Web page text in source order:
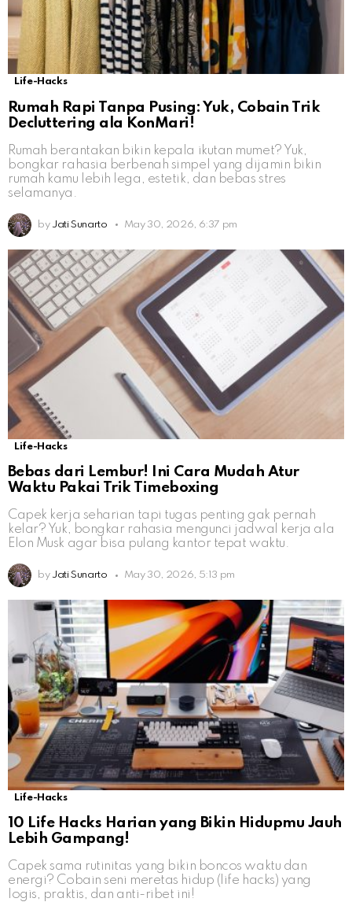
Life-Hacks
Rumah Rapi Tanpa Pusing: Yuk, Cobain Trik
Decluttering ala KonMari!
Rumah berantakan bikin kepala ikutan mumet? Yuk,
bongkar rahasia berbenah simpel yang dijamin bikin
rumah kamu lebih lega, estetik, dan bebas stres
selamanya.
by Jati Sunarto May 30, 2026, 6:37 pm
Life-Hacks
Bebas dari Lembur! Ini Cara Mudah Atur
Waktu Pakai Trik Timeboxing
Capek kerja seharian tapi tugas penting gak pernah
kelar? Yuk, bongkar rahasia mengunci jadwal kerja ala
Elon Musk agar bisa pulang kantor tepat waktu.
by Jati Sunarto May 30, 2026, 5:13 pm
Life-Hacks
10 Life Hacks Harian yang Bikin Hidupmu Jauh
Lebih Gampang!
Capek sama rutinitas yang bikin boncos waktu dan
energi? Cobain seni meretas hidup (life hacks) yang
logis, praktis, dan anti-ribet ini!